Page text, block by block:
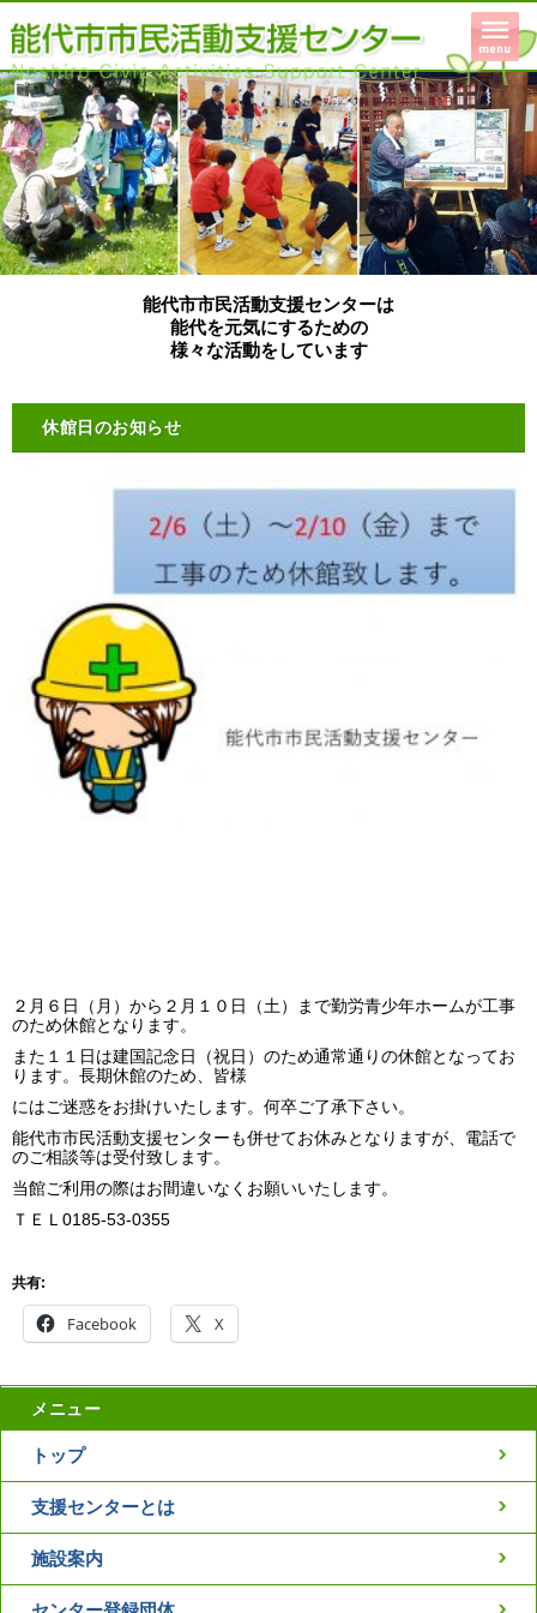
能代市市民活動支援センターは
能代を元気にするための
様々な活動をしています
休館日のお知らせ
２月６日（月）から２月１０日（土）まで勤労青少年ホームが工事
のため休館となります。
また１１日は建国記念日（祝日）のため通常通りの休館となってお
ります。長期休館のため、皆様
にはご迷惑をお掛けいたします。何卒ご了承下さい。
能代市市民活動支援センターも併せてお休みとなりますが、電話で
のご相談等は受付致します。
当館ご利用の際はお間違いなくお願いいたします。
ＴＥＬ0185-53-0355
共有:
Facebook X
メニュー
トップ
支援センターとは
施設案内